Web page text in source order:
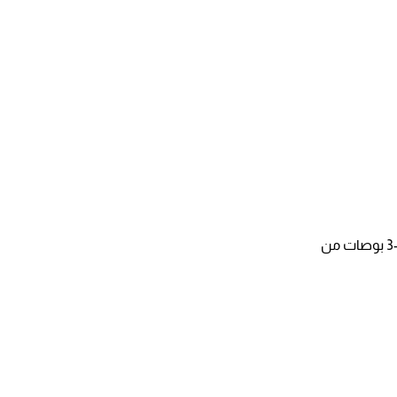
تحفيز G-spot المتفوق: يلامس الجدار الأمامي للمهبل حيث تقع منطقة G-spot (على بعد 2-3 بوصات من